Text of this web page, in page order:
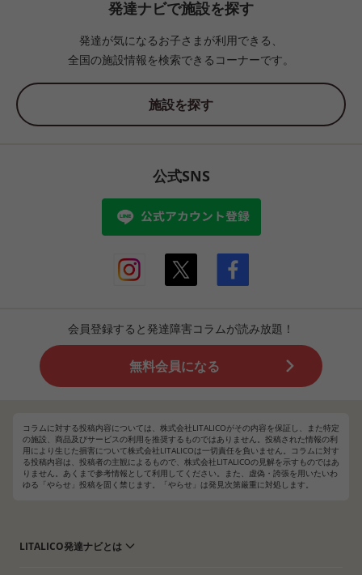
発達ナビで施設を探す
発達が気になるお子さまが利用できる、
全国の施設情報を検索できるコーナーです。
施設を探す
公式SNS
会員登録すると発達障害コラムが読み放題！
無料会員になる
コラムに対する投稿内容については、株式会社LITALICOがその内容を保証し、また特定
の施設、商品及びサービスの利用を推奨するものではありません。投稿された情報の利
用により生じた損害について株式会社LITALICOは一切責任を負いません。コラムに対す
る投稿内容は、投稿者の主観によるもので、株式会社LITALICOの見解を示すものではあ
りません。あくまで参考情報として利用してください。また、虚偽・誇張を用いたいわ
ゆる「やらせ」投稿を固く禁じます。「やらせ」は発見次第厳重に対処します。
LITALICO発達ナビとは